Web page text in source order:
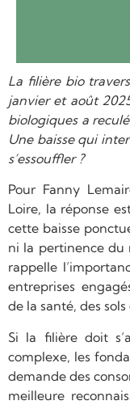
La filière bio
janvier et août
biologiques a
Une baisse qui
s’essouffler ?
Pour Fanny
Loire, la réponse
cette baisse
ni la pertinence du
rappelle
entreprises
de la santé, des
Si la filière doit
complexe, les
demande des
meilleure